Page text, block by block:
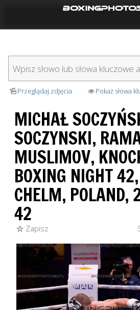
Przeglądaj zdjęcia Pokaż słowa
MICHAŁ
SOCZYNSKI,
MUSLIMOV,
BOXING NIGHT
CHELM, POLAND,
42
Zapisz